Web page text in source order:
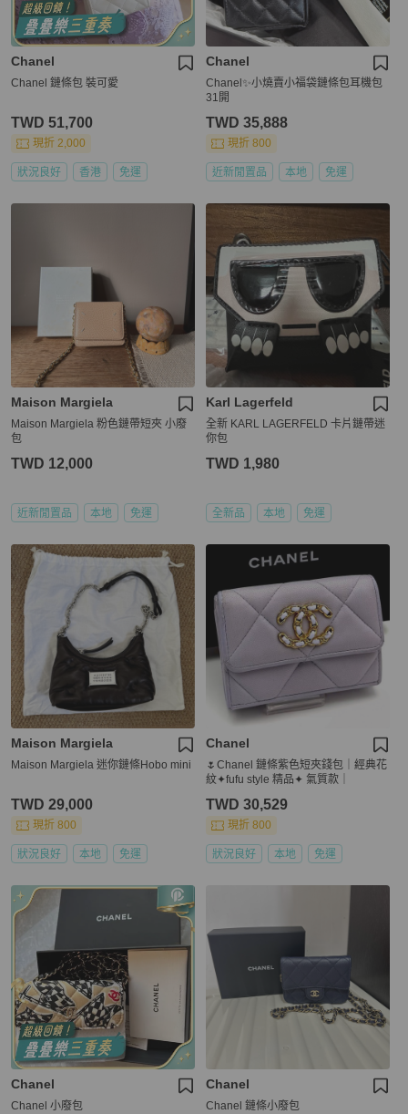
Chanel
Chanel 鏈條包 裝可愛
TWD 51,700
現折 2,000
狀況良好 香港 免運
Chanel
Chanel✨小燒賣小福袋鏈條包耳機包
31開
TWD 35,888
現折 800
近新閒置品 本地 免運
Maison Margiela
Maison Margiela 粉色鏈帶短夾 小廢
包
TWD 12,000
近新閒置品 本地 免運
Karl Lagerfeld
全新 KARL LAGERFELD 卡片鏈帶迷
你包
TWD 1,980
全新品 本地 免運
Maison Margiela
Maison Margiela 迷你鏈條Hobo mini
TWD 29,000
現折 800
狀況良好 本地 免運
Chanel
🌷Chanel 鏈條紫色短夾錢包｜經典花
紋✦fufu style 精品✦ 氣質款｜
TWD 30,529
現折 800
狀況良好 本地 免運
Chanel
Chanel 小廢包
Chanel
Chanel 鏈條小廢包